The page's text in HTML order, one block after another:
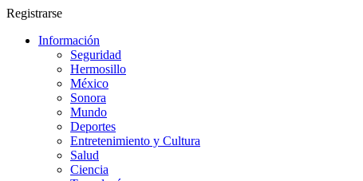
Registrarse
Información
Seguridad
Hermosillo
México
Sonora
Mundo
Deportes
Entretenimiento y Cultura
Salud
Ciencia